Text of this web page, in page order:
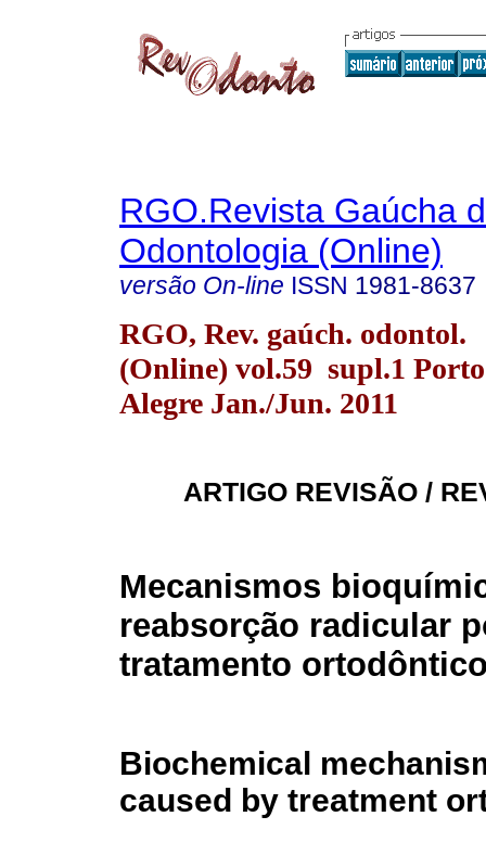
RGO.Revista Gaúcha
Odontologia (Online)
versão On-line ISSN 1981-8637
RGO, Rev. gaúch. odontol.
(Online) vol.59 supl.1 Porto
Alegre Jan./Jun. 2011
ARTIGO REVISÃO /
Mecanismos
reabsorção radicular
tratamento
Biochemical
caused by treatment